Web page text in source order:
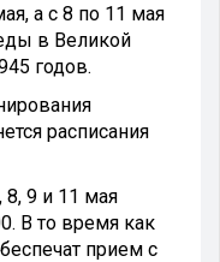
а с 8 по 11 мая
в Великой
годов.
расписания
9 и 11 мая
В то время как
прием с